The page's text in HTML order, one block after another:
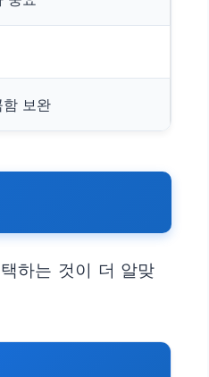
함 보완
하는 것이 더 알맞